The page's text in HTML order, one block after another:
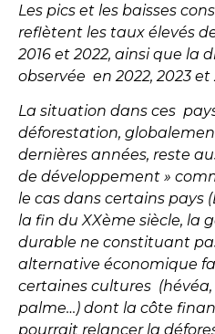
Les pics et les baisses
reflètent les taux élevés
2016 et 2022, ainsi que la
observée en 2022, 2023 et
La situation dans ces
déforestation,
dernières années, reste
de développement »
le cas dans certains pays
la fin du XXème siècle, la
durable ne constituant
alternative économique
certaines cultures (hévéa,
palme…) dont la côte
pourrait relancer la